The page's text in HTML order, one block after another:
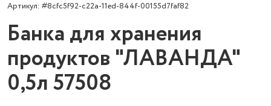
Артикул: #8cfc5f92-c22a-11ed-844f-00155d7faf82
Банка для хранения
продуктов "ЛАВАНДА"
0,5л 57508